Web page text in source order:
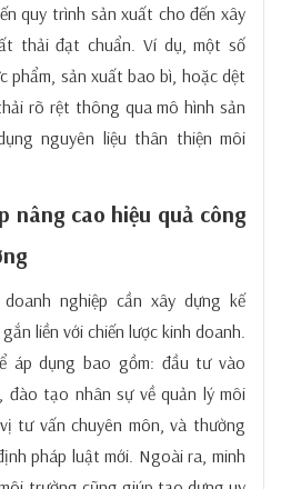
quy trình sản xuất cho đến xây
thải đạt chuẩn. Ví dụ, một số
sản xuất bao bì, hoặc dệt
rõ rệt thông qua mô hình sản
nguyên liệu thân thiện môi
nâng cao hiệu quả công
nghiệp cần xây dựng kế
liền với chiến lược kinh doanh.
áp dụng bao gồm: đầu tư vào
đào tạo nhân sự về quản lý môi
tư vấn chuyên môn, và thường
pháp luật mới. Ngoài ra, minh